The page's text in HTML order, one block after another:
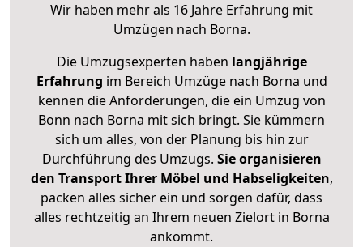
Wir haben mehr als 16 Jahre Erfahrung mit
Umzügen nach Borna.
Die Umzugsexperten haben langjährige
Erfahrung im Bereich Umzüge nach Borna und
kennen die Anforderungen, die ein Umzug von
Bonn nach Borna mit sich bringt. Sie kümmern
sich um alles, von der Planung bis hin zur
Durchführung des Umzugs. Sie organisieren
den Transport Ihrer Möbel und Habseligkeiten,
packen alles sicher ein und sorgen dafür, dass
alles rechtzeitig an Ihrem neuen Zielort in Borna
ankommt.